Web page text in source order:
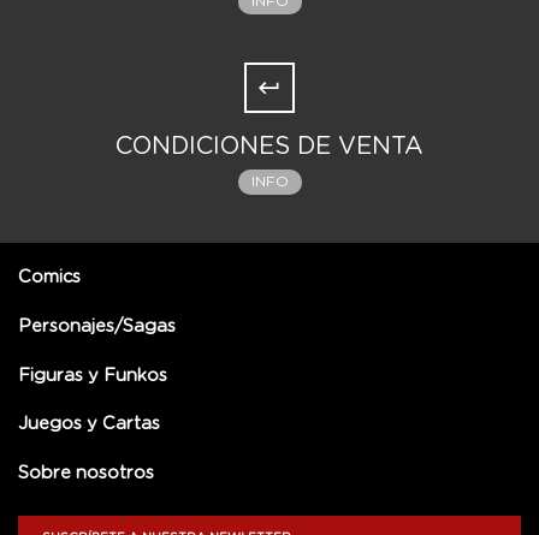
CONDICIONES DE VENTA
INFO
Comics
Personajes/Sagas
Figuras y Funkos
Juegos y Cartas
Sobre nosotros